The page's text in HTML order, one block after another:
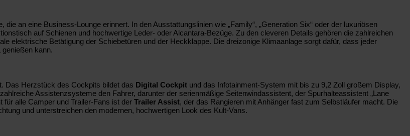
an eine Business-Lounge erinnert. In den Ausstattungslinien wie „Family“, „Generation Six“ oder der luxuriösen
auf Schienen und hochwertige Leder- oder Alcantara-Bezüge. Zu den cleveren Details gehören die zahlreichen
elektrische Betätigung der Schiebetüren und der Heckklappe. Die dreizonige Klimaanlage sorgt dafür, dass jeder
kann.
Das Herzstück des Cockpits bildet das Digital Cockpit und das Infotainment-System mit bis zu 9,2 Zoll großem Display,
Assistenzsysteme den Fahrer, darunter der serienmäßige Seitenwindassistent, der Spurhalteassistent „Lane
alle Camper und Trailer-Fans ist der Trailer Assist, der das Rangieren mit Anhänger fast zum Selbstläufer macht. Die
und unterstreichen den modernen, hochwertigen Look des Kult-Vans.